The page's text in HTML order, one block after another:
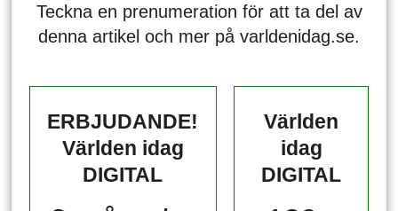
Teckna en prenumeration för att ta del av
denna artikel och mer på varldenidag.se.
ERBJUDANDE!
Världen idag
DIGITAL
Världen
idag
DIGITAL